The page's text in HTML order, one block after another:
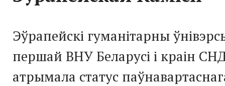
Эўрапейскі гуманітарны
першай ВНУ Беларусі і краін
атрымала статус